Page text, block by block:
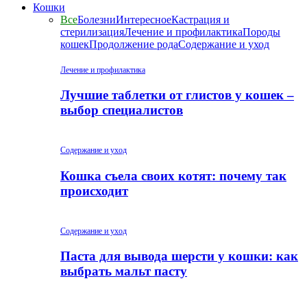
Кошки
ВсеБолезниИнтересноеКастрация и
стерилизацияЛечение и профилактикаПороды
кошекПродолжение родаСодержание и уход
Лечение и профилактика
Лучшие таблетки от глистов у кошек –
выбор специалистов
Содержание и уход
Кошка съела своих котят: почему так
происходит
Содержание и уход
Паста для вывода шерсти у кошки: как
выбрать мальт пасту